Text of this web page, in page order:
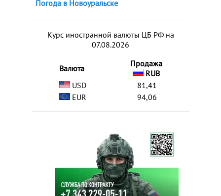
Погода в Новоуральске
Курс иностранной валюты ЦБ РФ на
07.08.2026
Валюта
Продажа
RUB
USD
81,41
EUR
94,06